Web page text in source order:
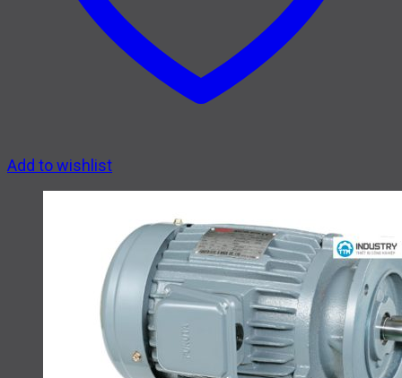
Add to wishlist